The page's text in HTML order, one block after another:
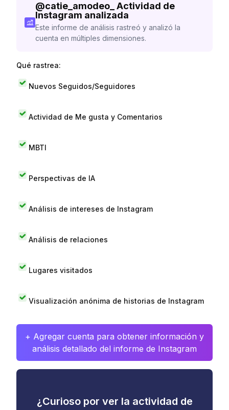
@catie_amodeo_
Actividad de
Instagram analizada
Este informe de análisis rastreó y analizó la
cuenta en múltiples dimensiones.
Qué rastrea:
Nuevos Seguidos/Seguidores
Actividad de Me gusta y Comentarios
MBTI
Perspectivas de IA
Análisis de intereses de Instagram
Análisis de relaciones
Lugares visitados
Visualización anónima de historias de Instagram
+ Agregar cuenta para obtener información y
análisis detallado del informe de Instagram
¿Curioso por ver la actividad de